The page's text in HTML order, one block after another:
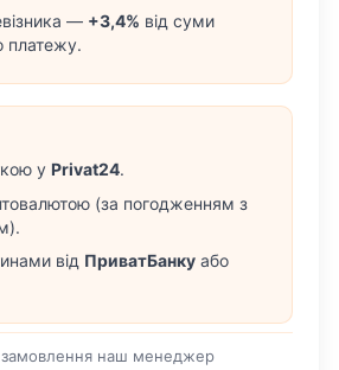
— +3,4% від суми
платежу.
у Privat24.
(за погодженням з
від ПриватБанку або
замовлення наш менеджер